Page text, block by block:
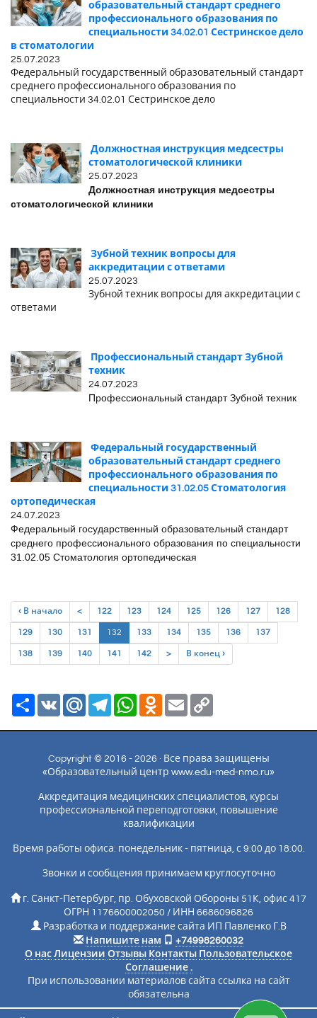
образовательный стандарт среднего
профессионального образования по
специальности 34.02.01 Сестринское дело
в стоматологии
25.07.2023
Федеральный государственный образовательный стандарт
среднего профессионального образования по
специальности 34.02.01 Сестринское дело
Должностная инструкция медсестры
стоматологической клиники
25.07.2023
Должностная инструкция медсестры
стоматологической клиники
Зубной техник вопросы для
аккредитации с ответами
25.07.2023
Зубной техник вопросы для аккредитации с
ответами
Профессиональный стандарт Зубной
техник
24.07.2023
Профессиональный стандарт Зубной техник
Федеральный государственный
образовательный стандарт среднего
профессионального образования по
специальности 31.02.05 Стоматология
ортопедическая
24.07.2023
Федеральный государственный образовательный стандарт
среднего профессионального образования по специальности
31.02.05 Стоматология ортопедическая
‹ В начало < 122 123 124 125 126 127 128
129 130 131 132 (current)
133 134 135 136 137
138 139 140 141 142 > В конец ›
РесурсVK Mail.Ru TelegramWhatsAppOdnoklassniki
Email
Copyright © 2016 - 2026 · Все права защищены
«Образовательный центр www.edu-med-nmo.ru»
Аккредитация медицинских специалистов, курсы
профессиональной переподготовки, повышение
квалификации
Время работы офиса: понедельник - пятница, с 9:00 до 18:00.
Звонки и сообщения принимаем круглосуточно
г. Санкт-Петербург, пр. Обуховской Обороны 51К, офис 417
ОГРН 1176600002050 / ИНН 6686096826
Разработка и поддержание сайта ИП Павленко Г.В
Напишите нам
+74998260032
О нас Лицензии Отзывы Контакты Пользовательское
Соглашение .
При использовании материалов сайта ссылка на сайт
обязательна